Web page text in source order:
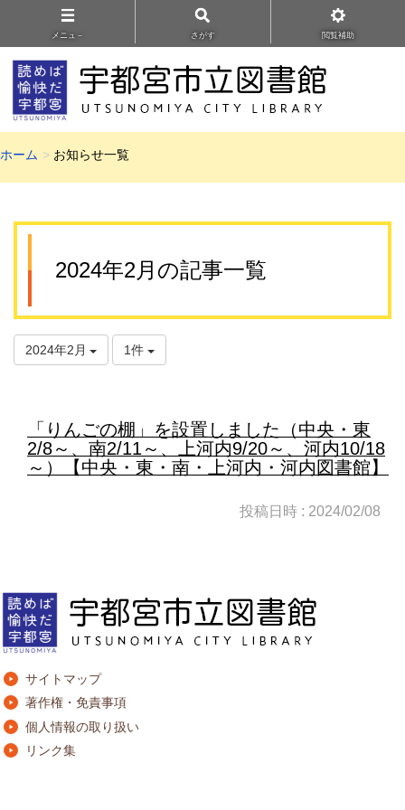
メニュ－ さがす 閲覧補助
ホーム お知らせ一覧
2024年2月の記事一覧
2024年2月 1件
「りんごの棚」を設置しました（中央・東
2/8～、南2/11～、上河内9/20～、河内10/18
～）【中央・東・南・上河内・河内図書館】
投稿日時 : 2024/02/08
サイトマップ
著作権・免責事項
個人情報の取り扱い
リンク集